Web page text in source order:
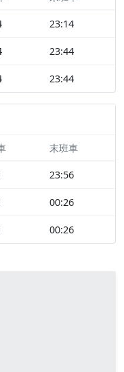
23:14
23:44
23:44
末班車
23:56
00:26
00:26